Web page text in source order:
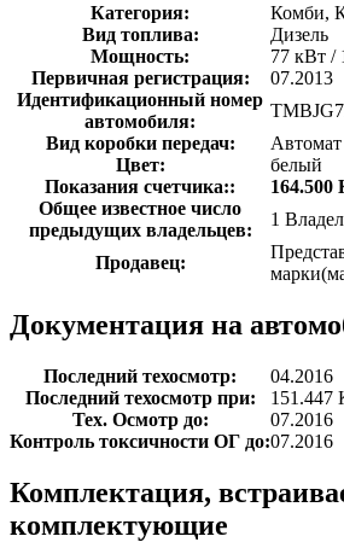
Категория:
Комби,
Вид топлива:
Дизель
Мощность:
77 кВт /
Первичная регистрация:
07.2013
Идентификационный номер
автомобиля:
Вид коробки передач:
Автомат
Цвет:
белый
Показания счетчика::
164.500
Общее известное число
предыдущих владельцев:
1
Продавец:
Документация на
Последний техосмотр:
04.2016
Последний техосмотр при:
151.447
Тех. Осмотр до:
07.2016
Контроль токсичности ОГ до:07.2016
Комплектация,
комплектующие